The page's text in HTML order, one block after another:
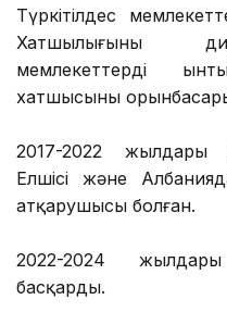
Түркітілдес
Хатшылығының
мемлекеттердің
хатшысының
2017-2022 жылдары
Елшісі және
атқарушысы болған.
2022-2024
басқарды.